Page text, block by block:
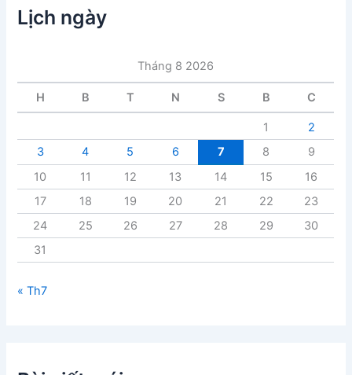
c
b
i
Lịch ngày
Tháng 8 2026
H B T N S B C
1
2
3
4 5 6 7 8
9
10
11 12 13 14 15
16
17
18 19 20 21 22
23
24
25 26 27 28 29
30
31
« Th7